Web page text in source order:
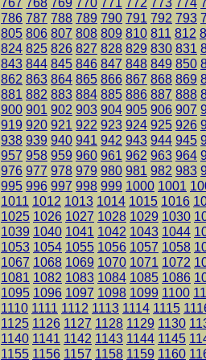
786 787 788 789 790 791 792 793
805 806 807 808 809 810 811 812
824 825 826 827 828 829 830 831
843 844 845 846 847 848 849 850
862 863 864 865 866 867 868 869
881 882 883 884 885 886 887 888
900 901 902 903 904 905 906 907
919 920 921 922 923 924 925 926
938 939 940 941 942 943 944 945
957 958 959 960 961 962 963 964
976 977 978 979 980 981 982 983
995 996 997 998 999 1000 1001
1011 1012 1013 1014 1015 1016
1025 1026 1027 1028 1029 1030
1039 1040 1041 1042 1043 1044
1053 1054 1055 1056 1057 1058
1067 1068 1069 1070 1071 1072
1081 1082 1083 1084 1085 1086
1095 1096 1097 1098 1099 1100
1110 1111 1112 1113 1114 1115
1125 1126 1127 1128 1129 1130
1140 1141 1142 1143 1144 1145
1155 1156 1157 1158 1159 1160